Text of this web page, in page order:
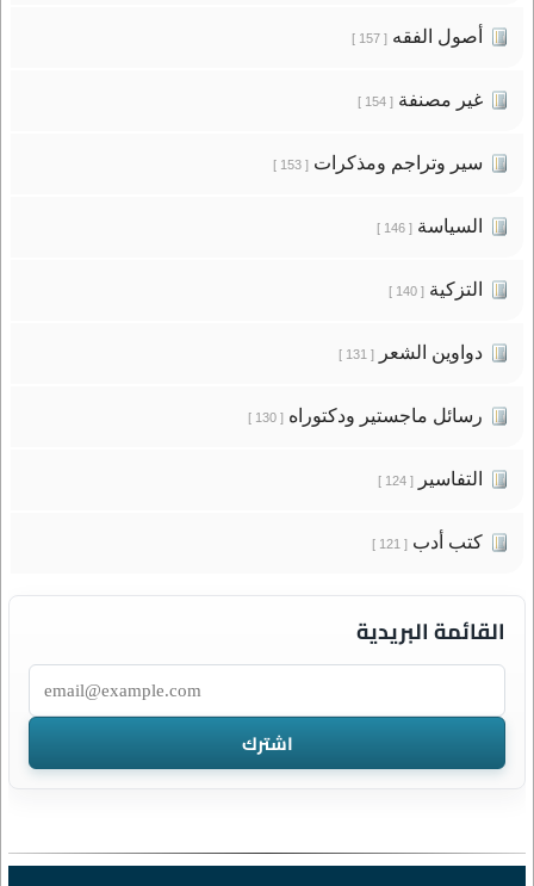
أصول الفقه[ 157 ]
غير مصنفة[ 154 ]
سير وتراجم ومذكرات[ 153 ]
السياسة[ 146 ]
التزكية[ 140 ]
دواوين الشعر[ 131 ]
رسائل ماجستير ودكتوراه[ 130 ]
التفاسير[ 124 ]
كتب أدب[ 121 ]
القائمة البريدية